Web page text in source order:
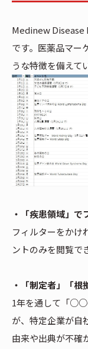
Medinew Disease
です。医薬品マー
うな特徴を備えて
・「疾患領域」で
フィルターをかけ
ントのみを閲覧で
・「制定者」「根
1年を通して「
が、特定企業が自
由来や出典が不確